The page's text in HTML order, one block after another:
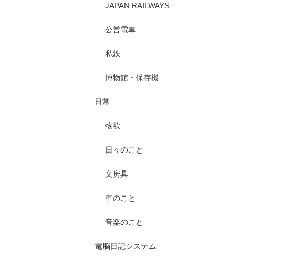
JAPAN RAILWAYS
公営電車
私鉄
博物館・保存機
日常
物欲
日々のこと
文房具
車のこと
音楽のこと
電脳日記システム